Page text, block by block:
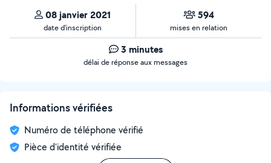
08 janvier 2021
date d’inscription
594
mises en relation
3 minutes
délai de réponse aux messages
Informations vérifiées
Numéro de téléphone vérifié
Pièce d'identité vérifiée